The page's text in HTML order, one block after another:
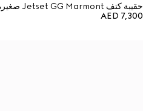
حقيبة كتف Jetset GG Marmont صغيرة
AED 7,300